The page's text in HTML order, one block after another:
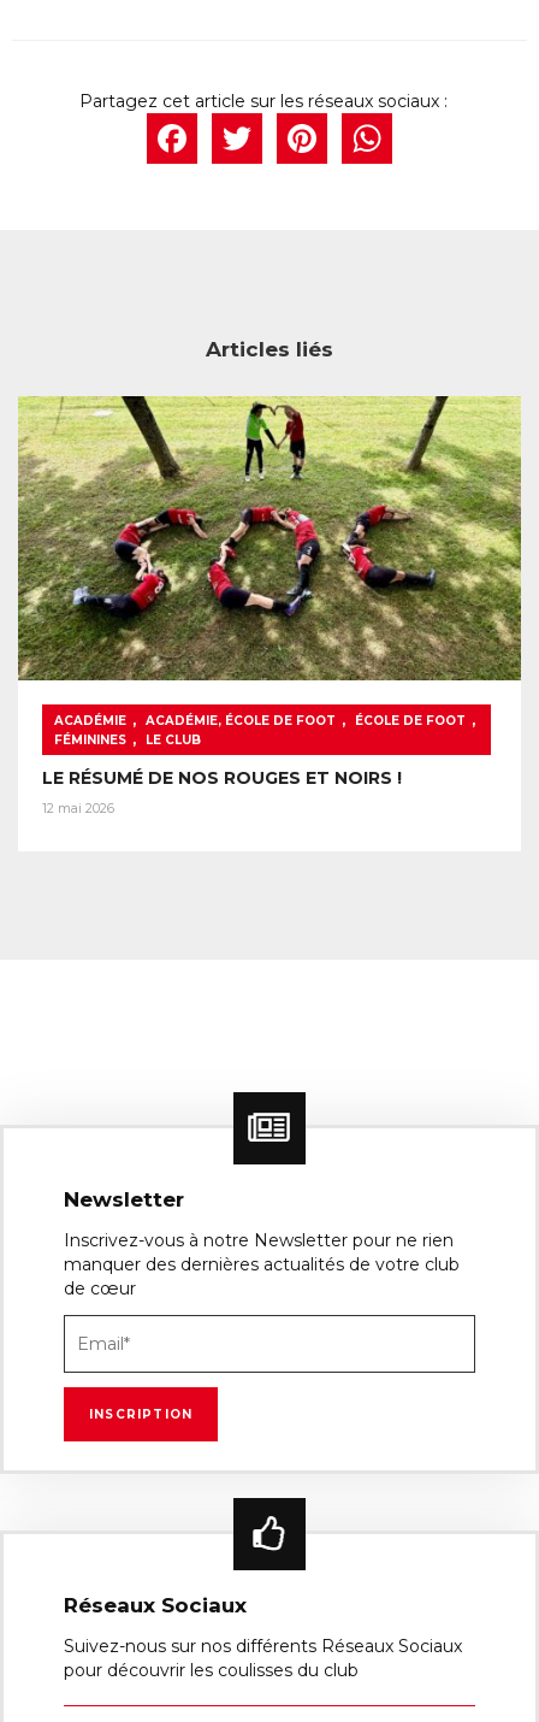
Facebook
Twitter
Articles liés
ACADÉMIE , ACADÉMIE, ÉCOLE DE FOOT , ÉCOLE DE FOOT ,
FÉMININES , LE CLUB
LE RÉSUMÉ DE NOS ROUGES ET NOIRS !
12 mai 2026
Newsletter
Inscrivez-vous à notre Newsletter pour ne rien
manquer des dernières actualités de votre club
de cœur
Réseaux Sociaux
Suivez-nous sur nos différents Réseaux Sociaux
pour découvrir les coulisses du club